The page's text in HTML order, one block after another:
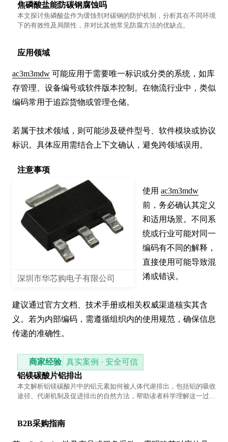
焦磷酸盐能防碳钢腐蚀吗
本文探讨焦磷酸盐作为缓蚀剂对碳钢的防护机制，分析其在不同环境
下的有效性及局限性，并对比其他常见防腐方法的优缺点。
应用领域
ac3m3mdw 可能应用于需要唯一标识或分类的系统，如库
存管理、设备编号或软件版本控制。在物流行业中，类似
编码常用于追踪货物或管理仓储。
若属于技术领域，则可能涉及硬件型号、软件模块或协议
标识。具体应用需结合上下文确认，避免跨领域误用。
注意事项
深圳市华芯购电子有限公司
使用 ac3m3mdw
前，务必确认其定义
和适用场景。不同系
统或行业可能对同一
编码有不同的解释，
直接使用可能导致混
淆或错误。
建议通过官方文档、技术手册或相关权威渠道核实其含
义。若为内部编码，需遵循组织内的使用规范，确保信息
传递的准确性。
商家经验 真实案例 · 安全可信
铝镁碳酸片铝排出
本文解析铝镁碳酸片中的铝元素如何被人体代谢排出，包括铝的吸收
途径、代谢机制及促进排出的自然方法，帮助读者科学理解这一过
B2B采购指南